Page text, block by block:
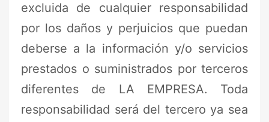
excluida de cualquier responsabilidad
por los daños y perjuicios que puedan
deberse a la información y/o servicios
prestados o suministrados por terceros
diferentes de LA EMPRESA. Toda
responsabilidad será del tercero ya sea